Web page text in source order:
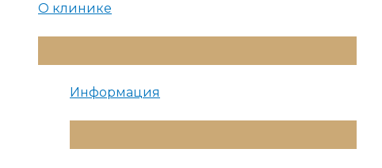
О клинике
Меню
Информация
Меню